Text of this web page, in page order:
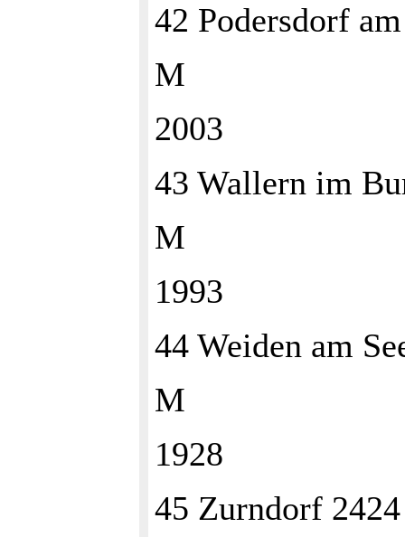
42 Podersdorf
M
2003
43 Wallern im
M
1993
44 Weiden am
M
1928
45 Zurndorf